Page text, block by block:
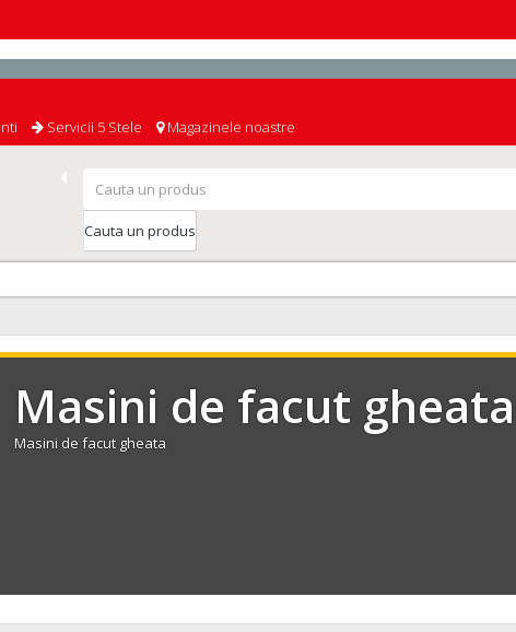
Servicii 5 Stele Magazinele noastre
Cauta un produs
Masini de facut gheata
Masini de facut gheata